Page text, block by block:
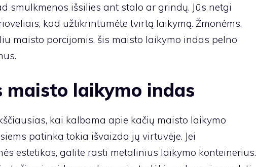
smulkmenos išsilies ant stalo ar grindų. Jūs netgi
kad užtikrintumėte tvirtą laikymą. Žmonėms,
maisto porcijomis, šis maisto laikymo indas pelno
maisto laikymo indas
kai kalbama apie kačių maisto laikymo
patinka tokia išvaizda jų virtuvėje. Jei
estetikos, galite rasti metalinius laikymo konteinerius.